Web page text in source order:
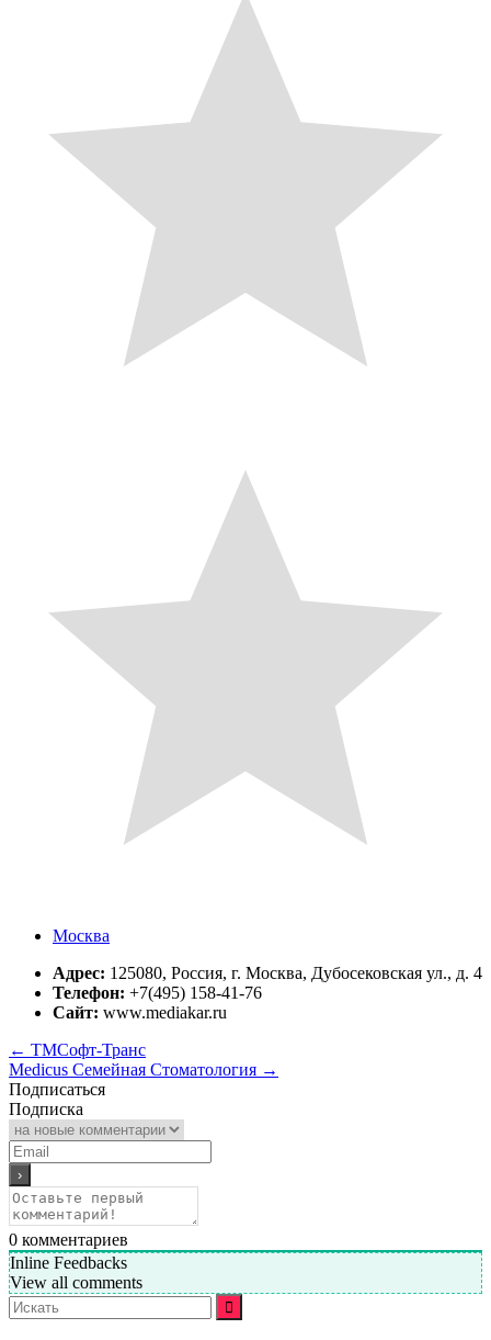
Москва
Адрес: 125080, Россия, г. Москва, Дубосековская ул., д. 4
Телефон: +7(495) 158-41-76
Сайт: www.mediakar.ru
← ТМСофт-Транс
Medicus Семейная Стоматология →
Подписаться
Подписка
0 комментариев
Inline Feedbacks
View all comments
Искать: